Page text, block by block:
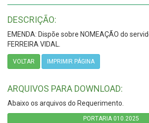
DESCRIÇÃO:
EMENDA: Dispõe sobre NOMEAÇÃO do
FERREIRA VIDAL.
VOLTAR IMPRIMIR PÁGINA
ARQUIVOS PARA DOWNLOAD:
Abaixo os arquivos do Requerimento.
PORTARIA 010.2025